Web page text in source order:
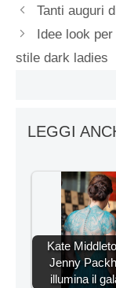
Tanti auguri
Idee look
stile dark ladies
LEGGI
Kate
Jenny
illumina il